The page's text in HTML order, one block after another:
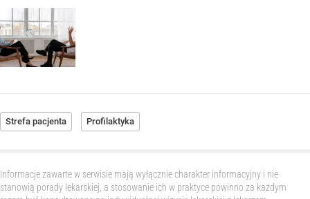
Strefa pacjenta Profilaktyka
Informacje zawarte w serwisie mają wyłącznie charakter informacyjny i nie
stanowią porady lekarskiej, a stosowanie ich w praktyce powinno za każdym